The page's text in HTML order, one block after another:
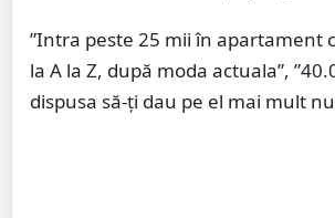
”Intra peste 25 mii în apartament
la A la Z, după moda actuala”,
dispusa să-ți dau pe el mai mult